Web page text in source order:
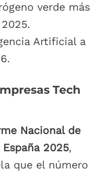
verde más
Artificial a
Tech
Nacional de
2025,
que el número